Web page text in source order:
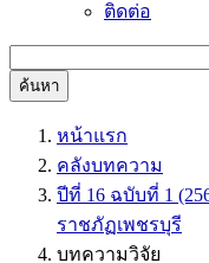
ติดต่อ
ค้นหา
หน้าแรก
คลังบทความ
ปีที่ 16 ฉบับที่ 1
ราชภัฏเพชรบุรี
บทความวิจัย